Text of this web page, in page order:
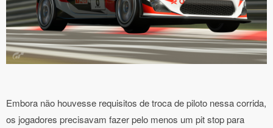
Embora não houvesse requisitos de troca de piloto nessa corrida,
os jogadores precisavam fazer pelo menos um pit stop para